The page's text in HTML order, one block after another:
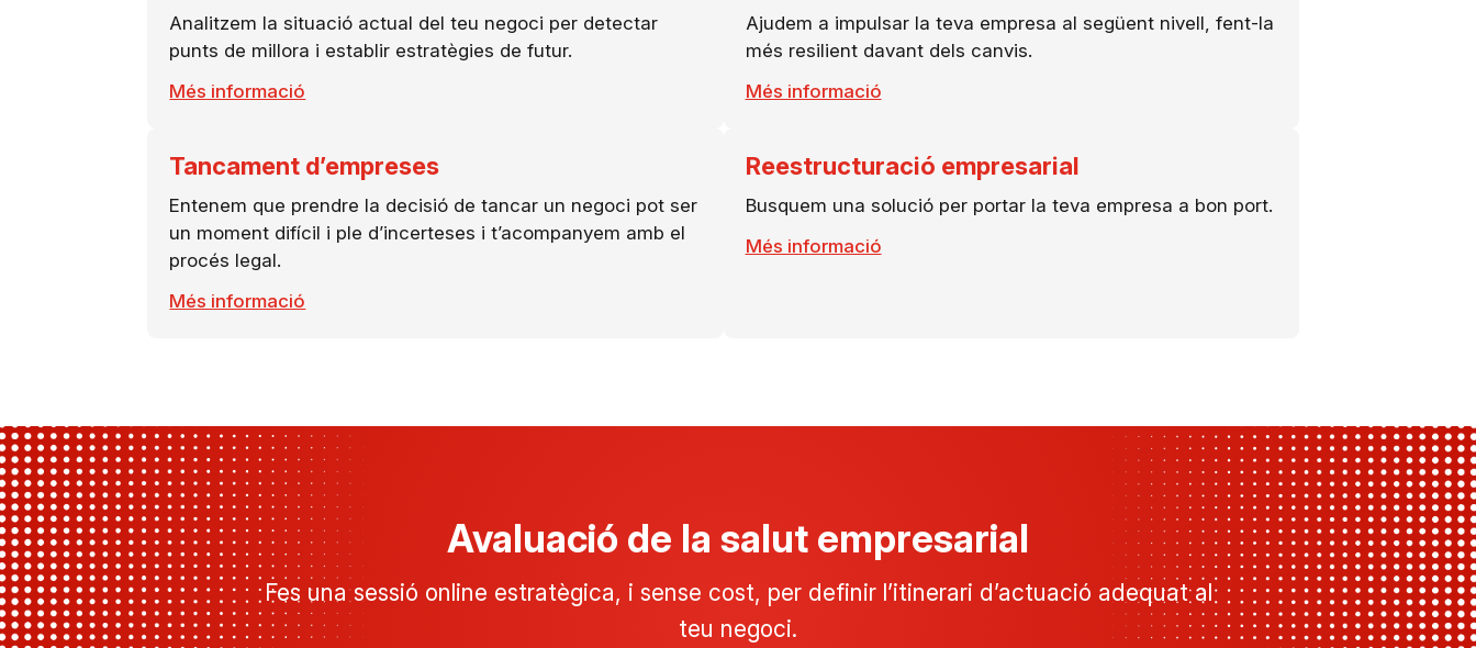
Analitzem la situació actual del teu negoci per detectar
punts de millora i establir estratègies de futur.
Més informació
Ajudem a impulsar la teva empresa al següent nivell, fent-la
més resilient davant dels canvis.
Més informació
Tancament d’empreses
Entenem que prendre la decisió de tancar un negoci pot ser
un moment difícil i ple d’incerteses i t’acompanyem amb el
procés legal.
Més informació
Reestructuració empresarial
Busquem una solució per portar la teva empresa a bon port.
Més informació
Avaluació de la salut empresarial
Fes una sessió online estratègica, i sense cost, per definir l’itinerari d’actuació adequat al
teu negoci.